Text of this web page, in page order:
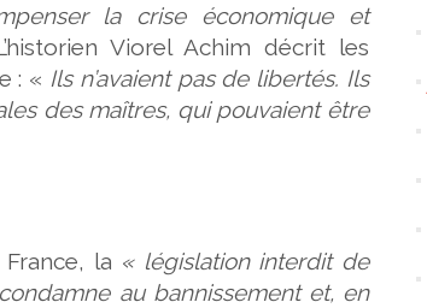
la crise économique et
Viorel Achim décrit les
: « Ils n’avaient pas de libertés. Ils
des maîtres, qui pouvaient être
la « législation interdit de
au bannissement et, en